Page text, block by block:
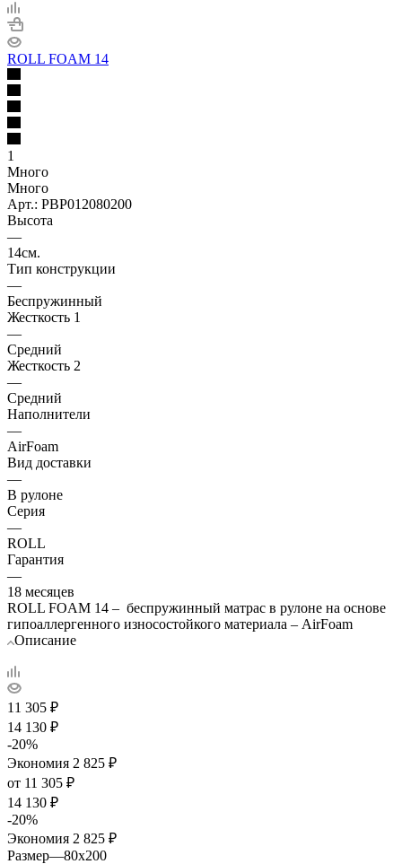
ROLL FOAM 14
1
Много
Много
Арт.: PBP012080200
Высота
—
14см.
Тип конструкции
—
Беспружинный
Жесткость 1
—
Средний
Жесткость 2
—
Средний
Наполнители
—
AirFoam
Вид доставки
—
В рулоне
Серия
—
ROLL
Гарантия
—
18 месяцев
ROLL FOAM 14 – беспружинный матрас в рулоне на основе
гипоаллергенного износостойкого материала – AirFoam
Описание
11 305 ₽
14 130 ₽
-20%
Экономия 2 825 ₽
от 11 305 ₽
14 130 ₽
-20%
Экономия 2 825 ₽
Размер—80x200